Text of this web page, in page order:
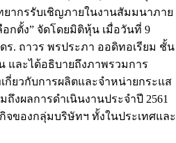
ยากรรับเชิญภายในงานสัมมนาภาย
อกตั้ง” จัดโดยมิติหุ้น เมื่อวันที่ 9
. ถาวร พรประภา ออดิทอเรียม ชั้น
และได้อธิบายถึงภาพรวมการ
ยวกับการผลิตและจําหน่ายกระแส
งผลการดำเนินงานประจำปี 2561
จของกลุ่มบริษัทฯ ทั้งในประเทศและ